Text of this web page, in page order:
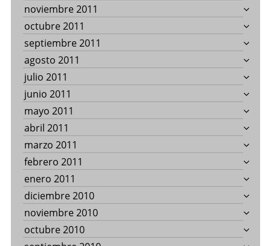
noviembre 2011
octubre 2011
septiembre 2011
agosto 2011
julio 2011
junio 2011
mayo 2011
abril 2011
marzo 2011
febrero 2011
enero 2011
diciembre 2010
noviembre 2010
octubre 2010